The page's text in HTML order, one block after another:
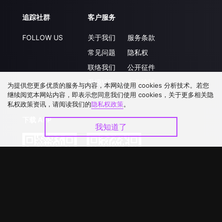
追踪社群
FOLLOW US
客户服务
关于我们
常见问题
联络我们
升级VIP
服务条款
隐私权
公开征件
合作洽談
下载 APP
为提供您更多优质的服务与内容，本网站使用 cookies 分析技术。若您
继续阅览本网站内容，即表示您同意我们使用 cookies，关于更多相关隐
私权政策资讯，请阅读我们的隐私权政策。
我知道了